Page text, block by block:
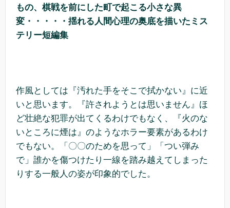
もの、棋戦を前にした町で起こる小さな異
変・・・・・揺れる人間心理の奥底を描いたミス
テリー短編集
作風としては『汚れた手をそこで拭かない』に近
いと思います。『許されようとは思いません』ほ
ど壮絶な犯罪が出てくるわけでもなく、『火のな
いところに煙は』のようなホラー要素があるわけ
でもない。「〇〇のためを思って」「つい弾み
で」誰かを傷つけたり一線を踏み越えてしまった
りする一般人の姿が印象的でした。